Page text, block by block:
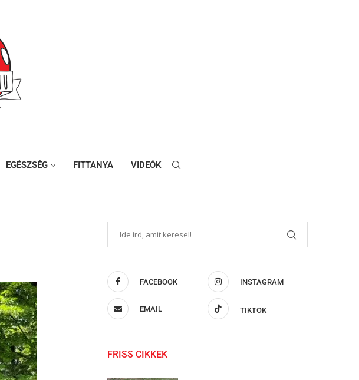
EGÉSZSÉG FITTANYA VIDEÓK
FACEBOOK INSTAGRAM
EMAIL TIKTOK
FRISS CIKKEK